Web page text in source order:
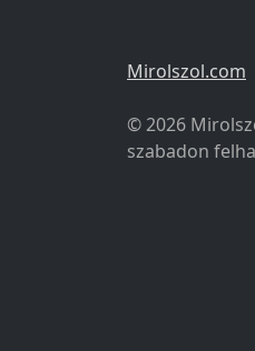
Mirolszol.com
© 2026
szabadon